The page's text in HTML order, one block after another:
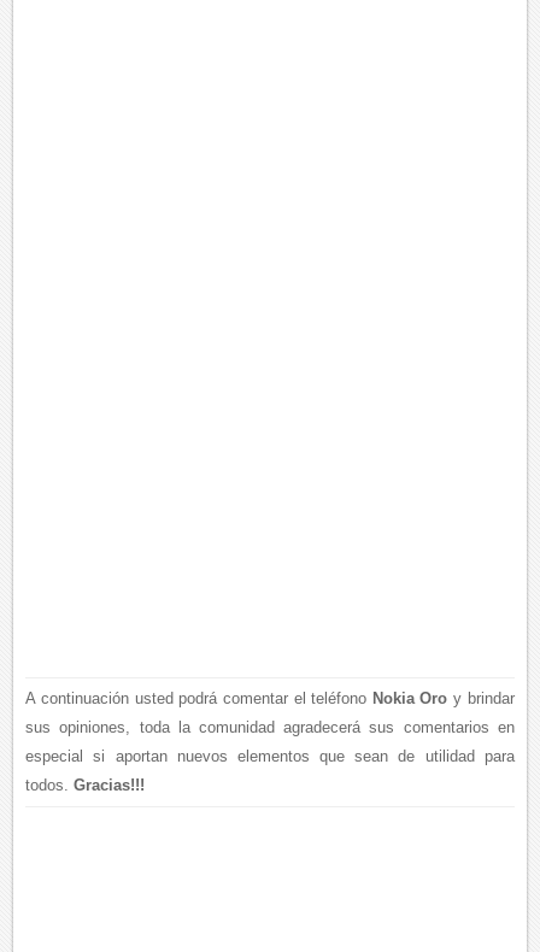
A continuación usted podrá comentar el teléfono Nokia Oro y brindar
sus opiniones, toda la comunidad agradecerá sus comentarios en
especial si aportan nuevos elementos que sean de utilidad para
todos.Gracias!!!